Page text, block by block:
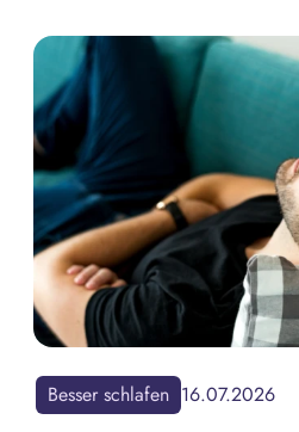
Besser schlafen 16.07.2026